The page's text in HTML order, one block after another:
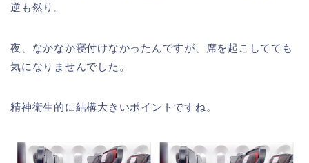
逆も然り。
夜、なかなか寝付けなかったんですが、席を起こしてても
気になりませんでした。
精神衛生的に結構大きいポイントですね。